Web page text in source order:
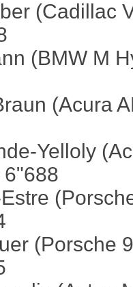
(Cadillac
(BMW M
(Acura
Yelloly
6"688
(Porsche